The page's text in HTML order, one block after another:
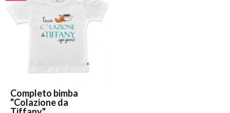
Completo bimba
"Colazione da